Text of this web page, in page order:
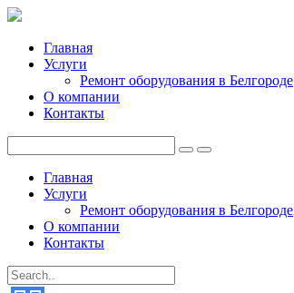
Главная
Услуги
Ремонт оборудования в Белгороде
О компании
Контакты
Главная
Услуги
Ремонт оборудования в Белгороде
О компании
Контакты